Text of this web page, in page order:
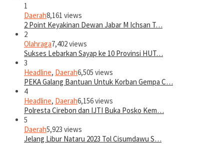
1
Daerah8,161 views
2 Point Keyakinan Dewan Jabar M Ichsan T…
2
Olahraga7,402 views
Sukses Lebarkan Sayap ke 10 Provinsi HUT…
3
Headline, Daerah6,505 views
PEKA Galang Bantuan Untuk Korban Gempa C…
4
Headline, Daerah6,156 views
Polresta Cirebon dan IJTI Buka Posko Kem…
5
Daerah5,923 views
Jelang Libur Nataru 2023 Tol Cisumdawu S…